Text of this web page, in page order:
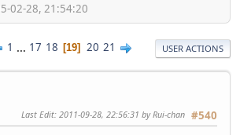
02-28, 21:54:20
1 ... 17 18 19 20 21 USER ACTIONS
#540
Last Edit: 2011-09-28, 22:56:31 by Rui-chan